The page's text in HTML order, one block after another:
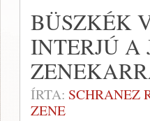
BÜSZKÉK
INTERJÚ A
ÍRTA: SCHRANEZ
ZENE